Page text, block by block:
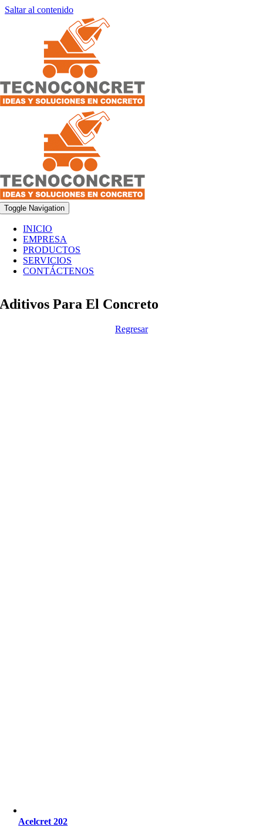
Saltar al contenido
Toggle Navigation
INICIO
EMPRESA
PRODUCTOS
SERVICIOS
CONTÁCTENOS
Aditivos Para El Concreto
Regresar
Acelcret 202